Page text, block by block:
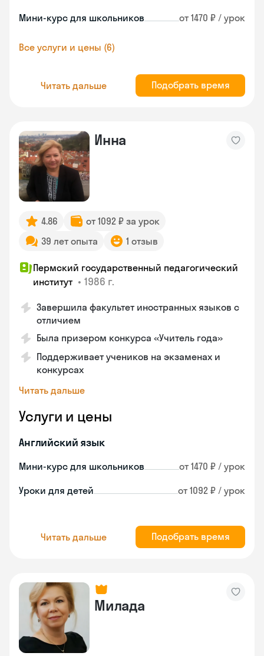
Мини-курс для школьников от 1470 ₽ / урок
Все услуги и цены (6)
Читать дальше Подобрать время
Инна
4.86
от 1092 ₽ за урок
39 лет опыта
1 отзыв
Пермский государственный педагогический
институт • 1986 г.
Завершила факультет иностранных языков с
отличием
Была призером конкурса «Учитель года»
Поддерживает учеников на экзаменах и
конкурсах
Читать дальше
Услуги и цены
Английский язык
Мини-курс для школьников от 1470 ₽ / урок
Уроки для детей от 1092 ₽ / урок
Читать дальше Подобрать время
Милада